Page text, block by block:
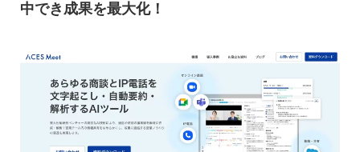
中でき成果を最大化！